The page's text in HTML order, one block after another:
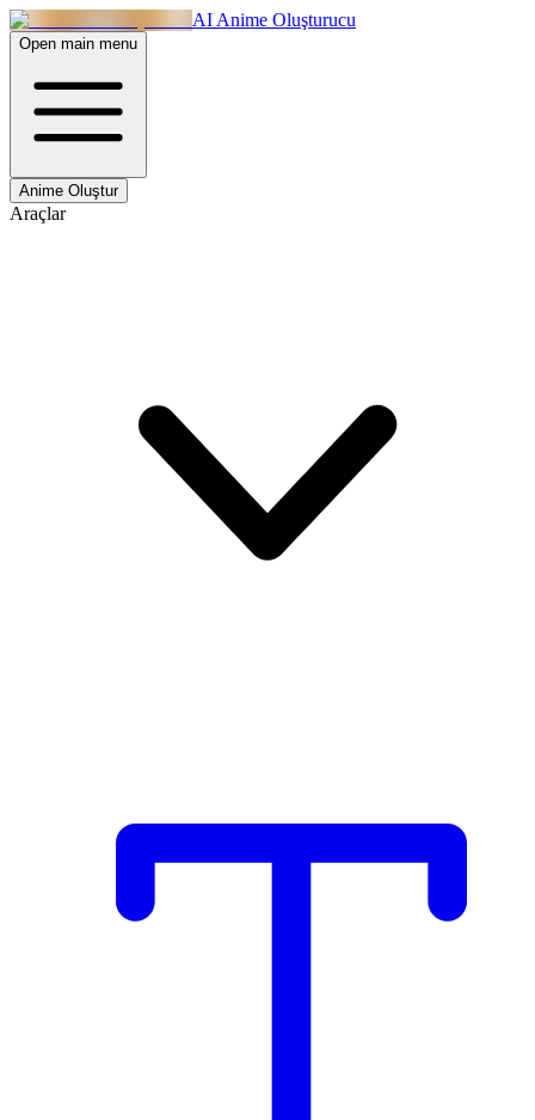
AI Anime Oluşturucu
Open main menu
Anime Oluştur
Araçlar